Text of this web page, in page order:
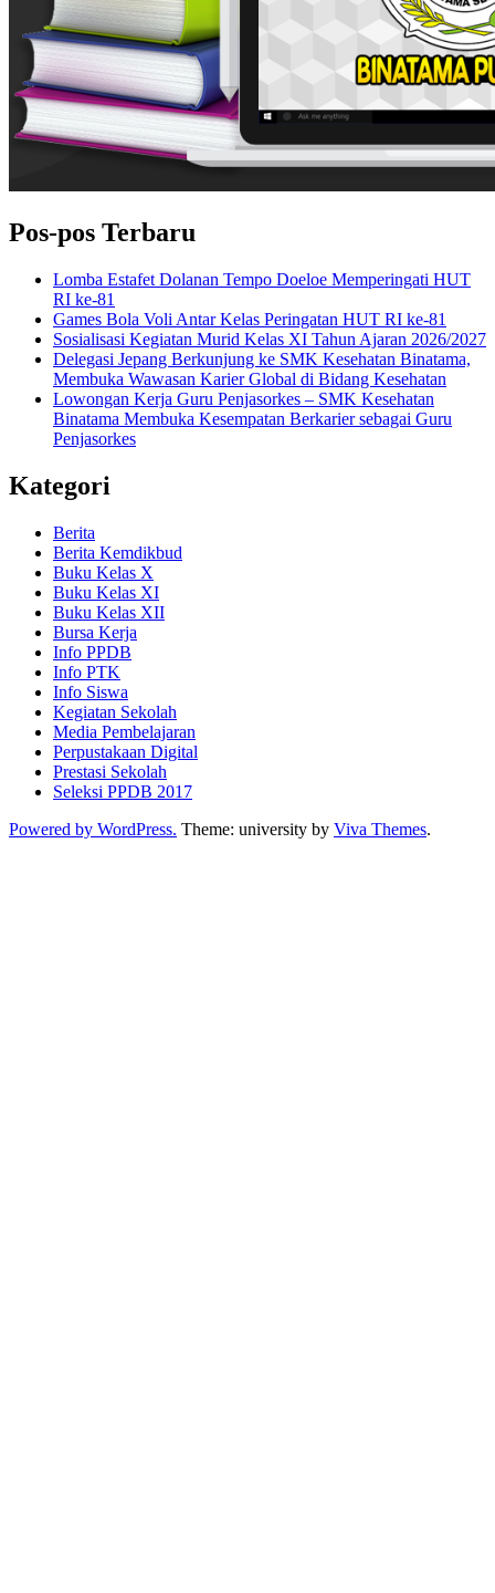
Pos-pos Terbaru
Lomba Estafet Dolanan Tempo Doeloe Memperingati HUT
RI ke-81
Games Bola Voli Antar Kelas Peringatan HUT RI ke-81
Sosialisasi Kegiatan Murid Kelas XI Tahun Ajaran 2026/2027
Delegasi Jepang Berkunjung ke SMK Kesehatan Binatama,
Membuka Wawasan Karier Global di Bidang Kesehatan
Lowongan Kerja Guru Penjasorkes – SMK Kesehatan
Binatama Membuka Kesempatan Berkarier sebagai Guru
Penjasorkes
Kategori
Berita
Berita Kemdikbud
Buku Kelas X
Buku Kelas XI
Buku Kelas XII
Bursa Kerja
Info PPDB
Info PTK
Info Siswa
Kegiatan Sekolah
Media Pembelajaran
Perpustakaan Digital
Prestasi Sekolah
Seleksi PPDB 2017
Powered by WordPress. Theme: university by Viva Themes.